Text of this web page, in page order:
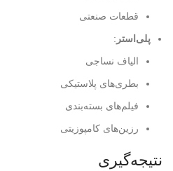
قطعات صنعتی
پلی‌استر :
الیاف نساجی
بطری‌های پلاستیکی
فیلم‌های بسته‌بندی
رزین‌های کامپوزیتی
نتیجه‌گیری